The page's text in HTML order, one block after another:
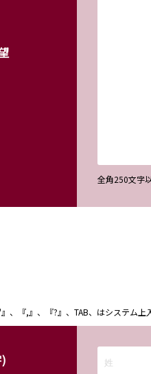
全角250文字
、『,』、『?』、TAB、はシステム上